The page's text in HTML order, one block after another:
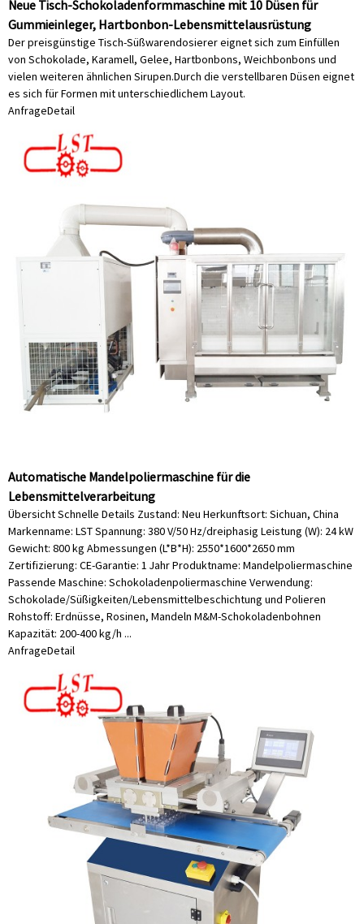
Neue Tisch-Schokoladenformmaschine mit 10 Düsen für
Gummieinleger, Hartbonbon-Lebensmittelausrüstung
Der preisgünstige Tisch-Süßwarendosierer eignet sich zum Einfüllen
von Schokolade, Karamell, Gelee, Hartbonbons, Weichbonbons und
vielen weiteren ähnlichen Sirupen.Durch die verstellbaren Düsen eignet
es sich für Formen mit unterschiedlichem Layout.
AnfrageDetail
Automatische Mandelpoliermaschine für die
Lebensmittelverarbeitung
Übersicht Schnelle Details Zustand: Neu Herkunftsort: Sichuan, China
Markenname: LST Spannung: 380 V/50 Hz/dreiphasig Leistung (W): 24 kW
Gewicht: 800 kg Abmessungen (L*B*H): 2550*1600*2650 mm
Zertifizierung: CE-Garantie: 1 Jahr Produktname: Mandelpoliermaschine
Passende Maschine: Schokoladenpoliermaschine Verwendung:
Schokolade/Süßigkeiten/Lebensmittelbeschichtung und Polieren
Rohstoff: Erdnüsse, Rosinen, Mandeln M&M-Schokoladenbohnen
Kapazität: 200-400 kg/h ...
AnfrageDetail